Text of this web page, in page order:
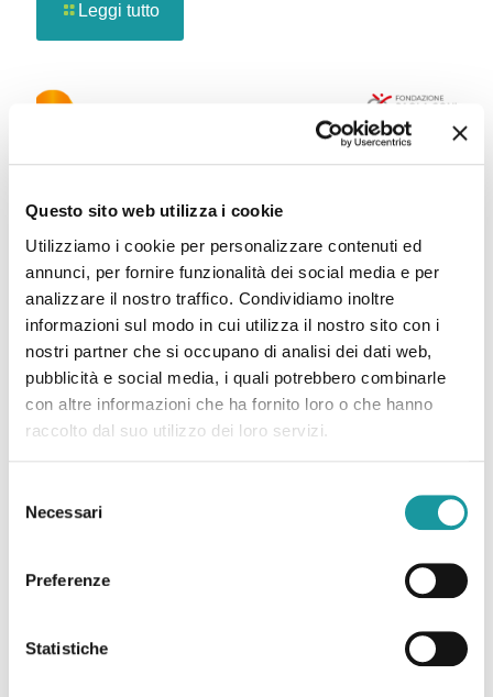
Questo sito web utilizza i cookie
Utilizziamo i cookie per personalizzare contenuti ed
annunci, per fornire funzionalità dei social media e per
analizzare il nostro traffico. Condividiamo inoltre
informazioni sul modo in cui utilizza il nostro sito con i
nostri partner che si occupano di analisi dei dati web,
pubblicità e social media, i quali potrebbero combinarle
con altre informazioni che ha fornito loro o che hanno
raccolto dal suo utilizzo dei loro servizi.
delNecessari
Preferenze
Statistiche
Leggi tutto
Luglio è il mese internazionale di sensibilizzazione sui
Leggi tutto